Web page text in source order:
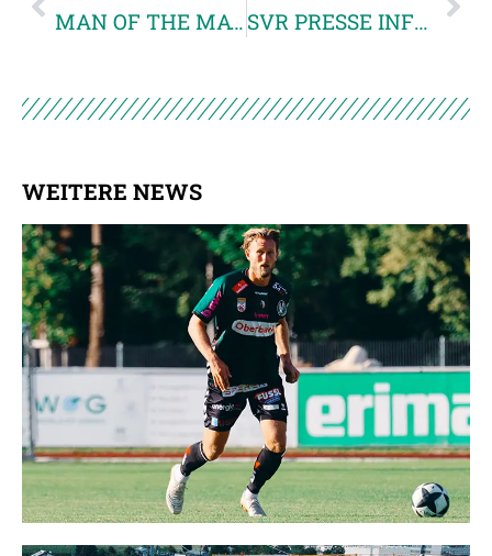
MAN OF THE MATCH SVR PRESSE INFO ZUM AKTUELLEN SPIEL (Kopie 1)
WEITERE NEWS